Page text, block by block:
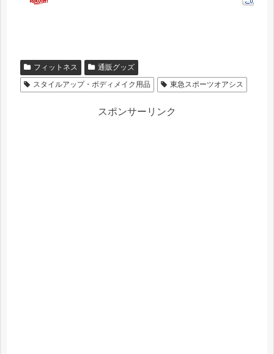
フィットネス
通販グッズ
スタイルアップ・ボディメイク用品
東急スポーツオアシス
スポンサーリンク